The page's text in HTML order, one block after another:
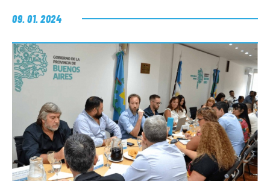
09. 01. 2024